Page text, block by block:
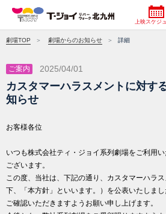
上映スケジ
劇場TOP 劇場からのお知らせ 詳細
ご案内 2025/04/01
カスタマーハラスメントに対す
知らせ
お客様各位
いつも株式会社ティ・ジョイ系列劇場をご利用
ございます。
この度、当社は、下記の通り、カスタマーハラ
下、「本方針」といいます。）を公表いたしまし
ご確認いただきますようお願い申し上げます。